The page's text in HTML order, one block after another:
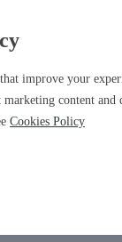
improve your
marketing content
Cookies Policy